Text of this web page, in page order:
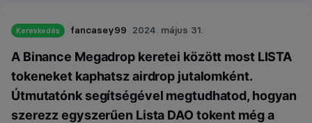
Kereskedés fancasey99 2024. május 31.
A Binance Megadrop keretei között most LISTA
tokeneket kaphatsz airdrop jutalomként.
Útmutatónk segítségével megtudhatod, hogyan
szerezz egyszerűen Lista DAO tokent még a